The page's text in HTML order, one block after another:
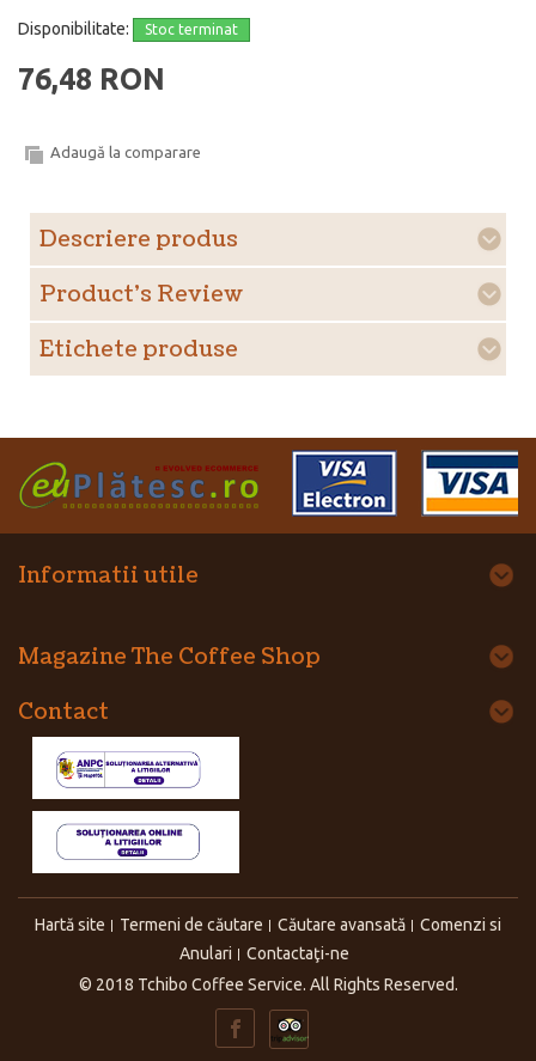
Disponibilitate: Stoc terminat
76,48 RON
Adaugă la comparare
Descriere produs
Product's Review
Etichete produse
Informatii utile
Magazine The Coffee Shop
Contact
Hartă site Termeni de căutare Căutare avansată
Comenzi si
Anulari
Contactaţi-ne
© 2018 Tchibo Coffee Service. All Rights Reserved.